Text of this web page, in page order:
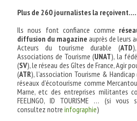
Plus de 260 journalistes la reçoivent….
Ils nous font confiance comme
diffusion du magazine auprès de leurs
Acteurs du tourisme durable (ATD
Associations de Tourisme (UNAT), la
(SV), le réseau des Gîtes de France, Agir
(ATR), l’association Tourisme & Handicap
réseaux d’écotourisme comme
Marne, etc des entreprises militantes
FEELINGO, ID TOURISME … (si vous
consultez notre infographie)